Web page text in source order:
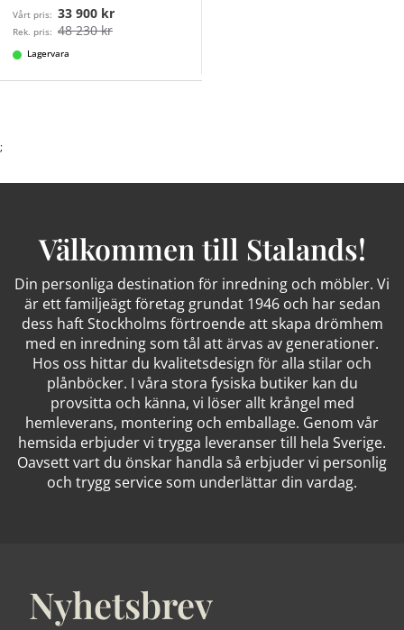
Vårt pris: 33 900 kr
Rek. pris: 48 230 kr
Lagervara
;
Välkommen till Stalands!
Din personliga destination för inredning och möbler. Vi
är ett familjeägt företag grundat 1946 och har sedan
dess haft Stockholms förtroende att skapa drömhem
med en inredning som tål att ärvas av generationer.
Hos oss hittar du kvalitetsdesign för alla stilar och
plånböcker. I våra stora fysiska butiker kan du
provsitta och känna, vi löser allt krångel med
hemleverans, montering och emballage. Genom vår
hemsida erbjuder vi trygga leveranser till hela Sverige.
Oavsett vart du önskar handla så erbjuder vi personlig
och trygg service som underlättar din vardag.
Nyhetsbrev